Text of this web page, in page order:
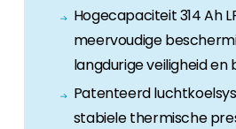
Hogecapaciteit 314 Ah
meervoudige
langdurige veiligheid
Patenteerd
stabiele thermische